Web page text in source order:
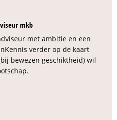
mkb
met ambitie en een
verder op de kaart
bewezen geschiktheid) wil